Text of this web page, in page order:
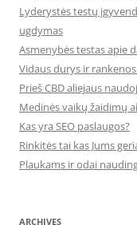
Lyderystės testų
ugdymas
Asmenybės testas apie
Vidaus durys ir
Prieš CBD aliejaus
Medinės vaikų žaidimų
Kas yra SEO paslaugos?
Rinkitės tai kas Jums
Plaukams ir odai
ARCHIVES